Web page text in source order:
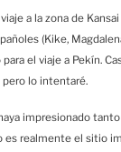
a la zona de
(Kike,
el viaje a Pekín.
pero lo intentaré.
impresionado
es realmente el sitio